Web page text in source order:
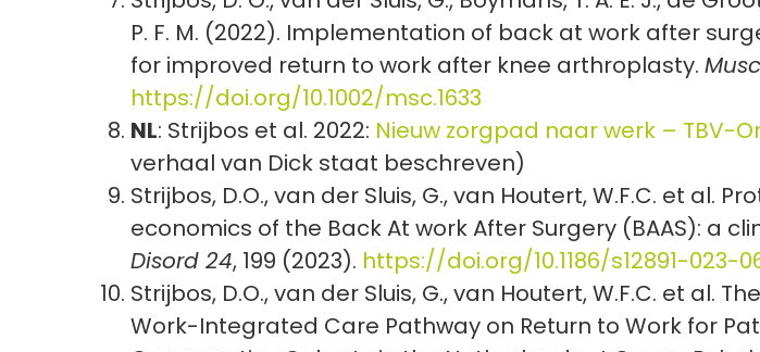
P. F. M. (2022). Implementation of back at work after
for improved return to work after knee arthroplasty.
https://doi.org/10.1002/msc.1633
NL: Strijbos et al. 2022: Nieuw zorgpad naar werk – TBV-
verhaal van Dick staat beschreven)
Strijbos, D.O., van der Sluis, G., van Houtert, W.F.C. et
economics of the Back At work After Surgery (BAAS): a
Disord 24, 199 (2023). https://doi.org/10.1186/s12891-023-
Strijbos, D.O., van der Sluis, G., van Houtert, W.F.C. et al.
Work-Integrated Care Pathway on Return to Work for